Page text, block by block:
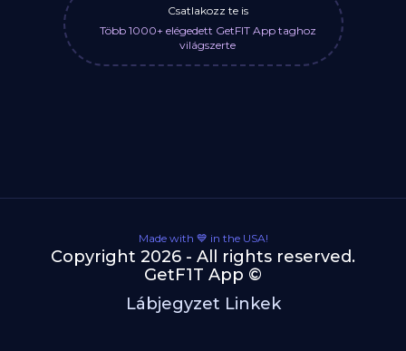
Csatlakozz te is
Több 1000+ elégedett GetFIT App taghoz
világszerte
Made with 💙 in the USA!
Copyright 2026 - All rights reserved.
GetF1T App ©
Lábjegyzet Linkek